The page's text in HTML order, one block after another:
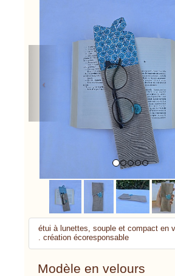
Previous
étui à lunettes, souple et compact en
. création écoresponsable
Modèle en velours